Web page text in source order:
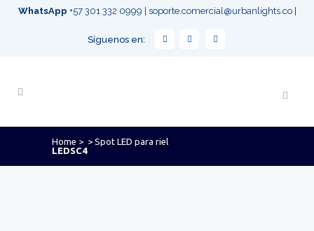
WhatsApp +57 301 332 0999 soporte.comercial@urbanlights.co|
Síguenos en:
Home > > Spot LED para riel
LEDSC4